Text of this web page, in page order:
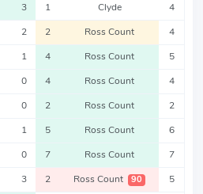
3 1 Clyde 4
2 2 Ross Count 4
1 4 Ross Count 5
0 4 Ross Count 4
0 2 Ross Count 2
1 5 Ross Count 6
0 7 Ross Count 7
3 2 Ross Count 90 5